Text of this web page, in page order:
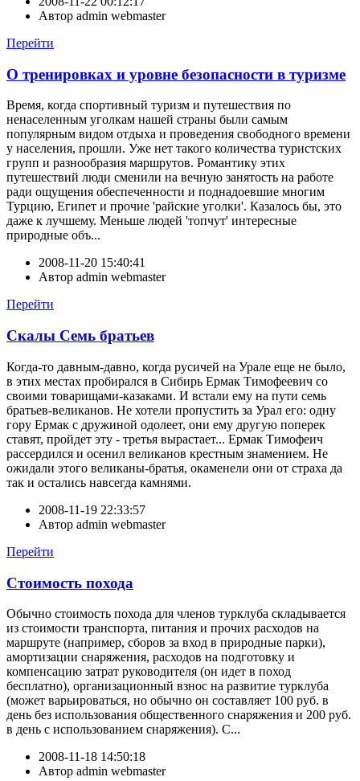
Автор admin webmaster
Перейти
О тренировках и уровне безопасности в туризме
Время, когда спортивный туризм и путешествия по
ненаселенным уголкам нашей страны были самым
популярным видом отдыха и проведения свободного времени
у населения, прошли. Уже нет такого количества туристских
групп и разнообразия маршрутов. Романтику этих
путешествий люди сменили на вечную занятость на работе
ради ощущения обеспеченности и поднадоевшие многим
Турцию, Египет и прочие 'райские уголки'. Казалось бы, это
даже к лучшему. Меньше людей 'топчут' интересные
природные объ...
2008-11-20 15:40:41
Автор admin webmaster
Перейти
Скалы Семь братьев
Когда-то давным-давно, когда русичей на Урале еще не было,
в этих местах пробирался в Сибирь Ермак Тимофеевич со
своими товарищами-казаками. И встали ему на пути семь
братьев-великанов. Не хотели пропустить за Урал его: одну
гору Ермак с дружиной одолеет, они ему другую поперек
ставят, пройдет эту - третья вырастает... Ермак Тимофеич
рассердился и осенил великанов крестным знамением. Не
ожидали этого великаны-братья, окаменели они от страха да
так и остались навсегда камнями.
2008-11-19 22:33:57
Автор admin webmaster
Перейти
Стоимость похода
Обычно стоимость похода для членов турклуба складывается
из стоимости транспорта, питания и прочих расходов на
маршруте (например, сборов за вход в природные парки),
амортизации снаряжения, расходов на подготовку и
компенсацию затрат руководителя (он идет в поход
бесплатно), организационный взнос на развитие турклуба
(может варьироваться, но обычно он составляет 100 руб. в
день без использования общественного снаряжения и 200 руб.
в день с использованием снаряжения). С...
2008-11-18 14:50:18
Автор admin webmaster